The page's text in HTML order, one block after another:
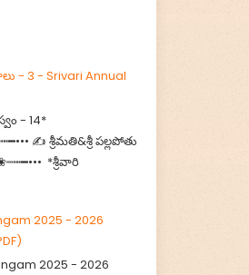
- 3 - Srivari Annual
- 14*
✍️ శ్రీమతి&శ్రీ పల్లపోతు
*శ్రీవారి
2025 - 2026
2025 - 2026